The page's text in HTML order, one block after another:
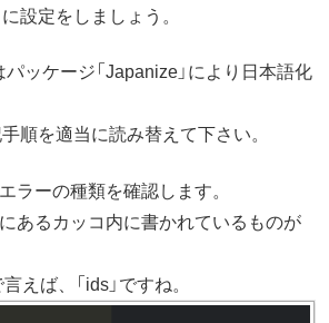
設定をしましょう。
ッケージ「Japanize」により日本語化
順を適当に読み替えて下さい。
ラーの種類を確認します。
あるカッコ内に書かれているものが
えば、「ids」ですね。